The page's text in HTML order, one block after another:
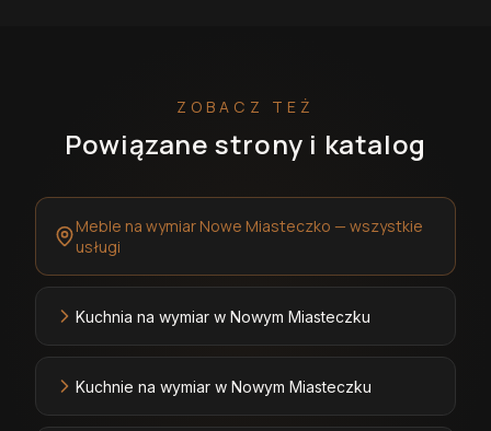
ZOBACZ TEŻ
Powiązane strony i katalog
Meble na wymiar Nowe Miasteczko — wszystkie
usługi
Kuchnia na wymiar w Nowym Miasteczku
Kuchnie na wymiar w Nowym Miasteczku